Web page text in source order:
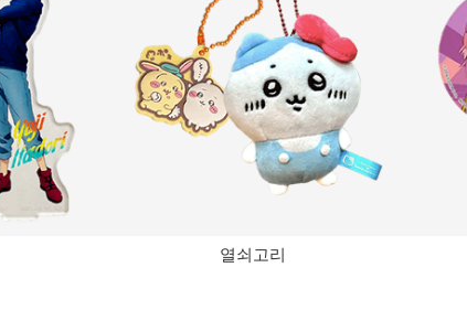
열쇠고리